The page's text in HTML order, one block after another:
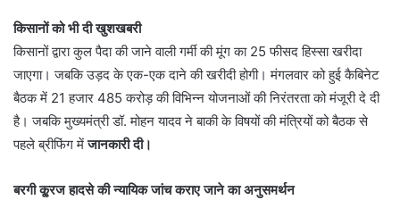
किसानों को भी दी खुशखबरी
किसानों द्वारा कुल पैदा की जाने वाली गर्मी की मूंग का 25 फीसद हिस्सा खरीदा
जाएगा। जबकि उड़द के एक-एक दाने की खरीदी होगी। मंगलवार को हुई कैबिनेट
बैठक में 21 हजार 485 करोड़ की विभिन्न योजनाओं की निरंतरता को मंजूरी दे दी
है। जबकि मुख्यमंत्री डॉ. मोहन यादव ने बाकी के विषयों की मंत्रियों को बैठक से
पहले ब्रीफिंग मेंजानकारी दी।
बरगी कू्रज हादसे की न्यायिक जांच कराए जाने का अनुसमर्थन